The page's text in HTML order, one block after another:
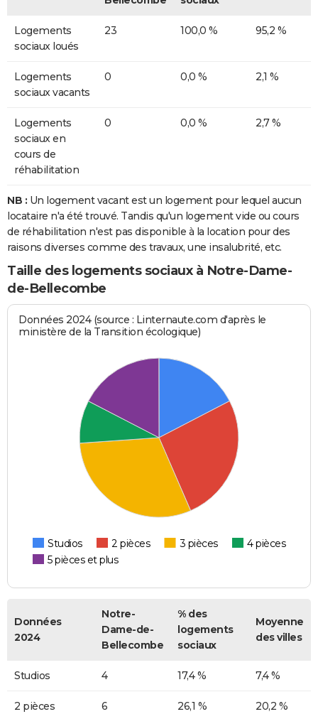
Logements
sociaux loués
23 100,0 % 95,2 %
Logements
sociaux vacants
0 0,0 % 2,1 %
Logements
sociaux en
cours de
réhabilitation
0 0,0 % 2,7 %
NB : Un logement vacant est un logement pour lequel aucun
locataire n'a été trouvé. Tandis qu'un logement vide ou cours
de réhabilitation n'est pas disponible à la location pour des
raisons diverses comme des travaux, une insalubrité, etc.
Taille des logements sociaux à Notre-Dame-
de-Bellecombe
Données 2024 (source : Linternaute.com d'après le
ministère de la Transition écologique)
Studios 2 pièces 3 pièces
4 pièces
5 pièces et plus
Données
2024
Notre-
Dame-de-
Bellecombe
% des
logements
sociaux
Moyenne
des villes
Studios 4 17,4 % 7,4 %
2 pièces 6 26,1 % 20,2 %